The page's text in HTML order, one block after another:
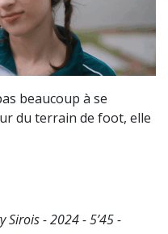
beaucoup à se
du terrain de foot, elle
Sirois - 2024 - 5’45 -